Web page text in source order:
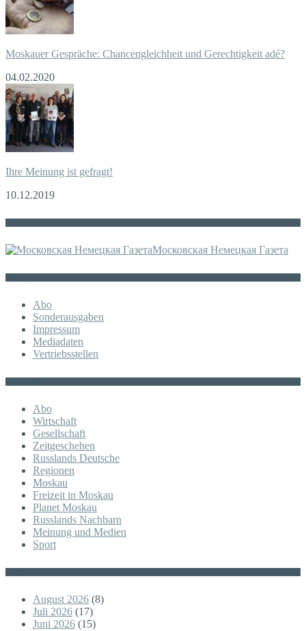
Moskauer Gespräche: Chancengleichheit und Gerechtigkeit adé?
04.02.2020
Ihre Meinung ist gefragt!
10.12.2019
Московская Немецкая Газета
Abo
Sonderausgaben
Impressum
Mediadaten
Vertriebsstellen
Abo
Wirtschaft
Gesellschaft
Zeitgeschehen
Russlands Deutsche
Regionen
Moskau
Freizeit in Moskau
Planet Moskau
Russlands Nachbarn
Meinung und Medien
Sport
August 2026 (8)
Juli 2026 (17)
Juni 2026 (15)